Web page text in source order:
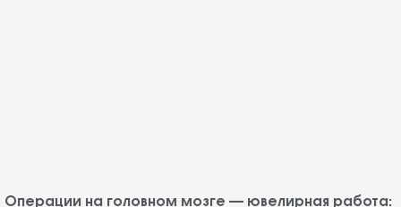
Операции на головном мозге — ювелирная работа: